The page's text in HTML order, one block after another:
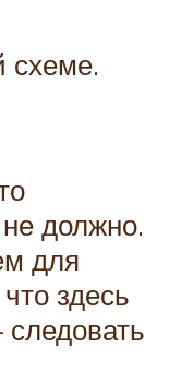
схеме.
должно.
для
здесь